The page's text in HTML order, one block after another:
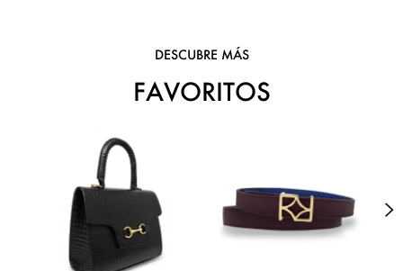
DESCUBRE MÁS
FAVORITOS